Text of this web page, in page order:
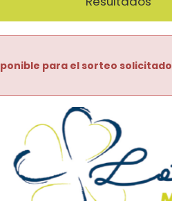
para el sorteo solicitado